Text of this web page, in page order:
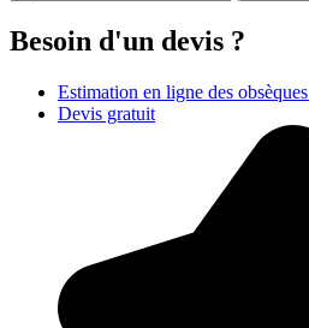
Besoin d'un devis ?
Estimation en ligne des obsèques
Devis gratuit